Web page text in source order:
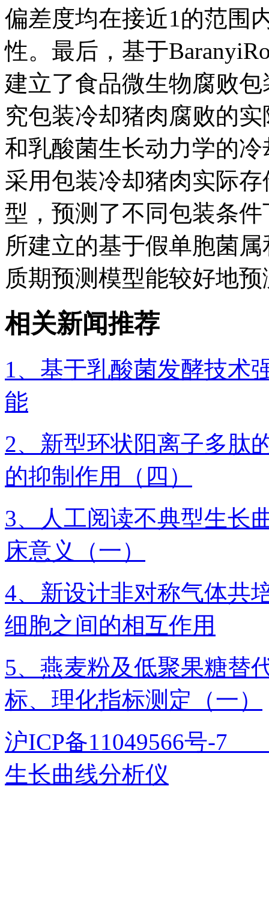
偏差度均在接近1的范围
性。最后，基于
建立了食品微生物腐败
究包装冷却猪肉腐败的
和乳酸菌生长动力学的
采用包装冷却猪肉实际
型，预测了不同包装条
所建立的基于假单胞菌
质期预测模型能较好地
相关新闻推荐
1、基于乳酸菌发酵技术
能
2、新型环状阳离子多肽
的抑制作用（四）
3、人工阅读不典型生长
床意义（一）
4、新设计非对称气体共
细胞之间的相互作用
5、燕麦粉及低聚果糖替
标、理化指标测定（一）
沪ICP备11049566号
生长曲线分析仪